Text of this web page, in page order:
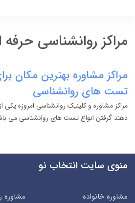
مراکز روانشناسی حرفه
مراکز مشاوره بهترین مکان
تست های روانشناسی
مراکز مشاوره و کلینیک روانشناسی امروزه
دهند گرفتن انواع تست های روانشناسی می
منوی سایت انتخاب نو
مشاوره خانواده
مشاوره